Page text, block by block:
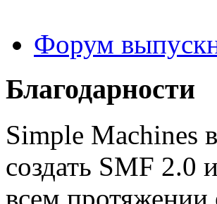
Форум
Благодарности
Simple Machines
создать SMF 2.0